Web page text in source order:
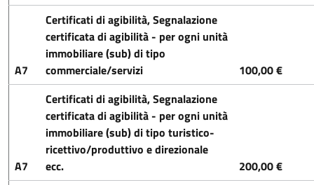
A7
Certificati di agibilità, Segnalazione
certificata di agibilità - per ogni unità
immobiliare (sub) di tipo
commerciale/servizi
100,00 €
A7
Certificati di agibilità, Segnalazione
certificata di agibilità - per ogni unità
immobiliare (sub) di tipo turistico-
ricettivo/produttivo e direzionale
ecc.
200,00 €